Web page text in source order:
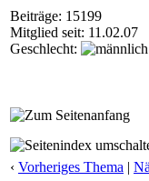
Beiträge: 15199
Mitglied seit: 11.02.07
Geschlecht:
‹ Vorheriges Thema |